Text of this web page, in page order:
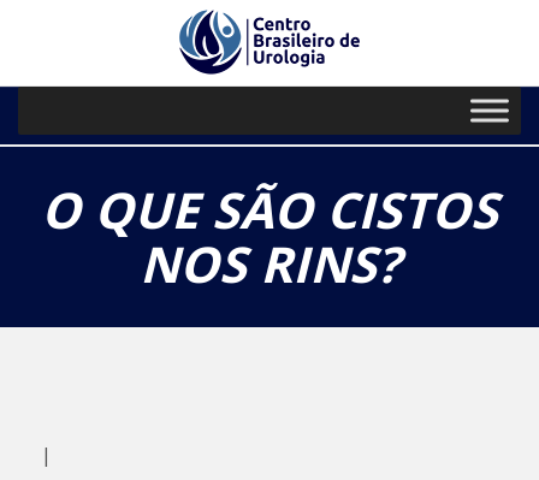
// Paste your Google Analytics code
PRIMARY
MENU
content
O QUE SÃO CISTOS
NOS RINS?
|